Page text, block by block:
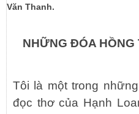
Văn Thanh.
NHỮNG ĐÓA
Tôi là một trong
đọc thơ của Hạnh